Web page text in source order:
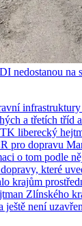
nedostanou na
a třetích tříd
liberecký
pro dopravu
o tom podle
které
krajům
Zlínského
ještě není